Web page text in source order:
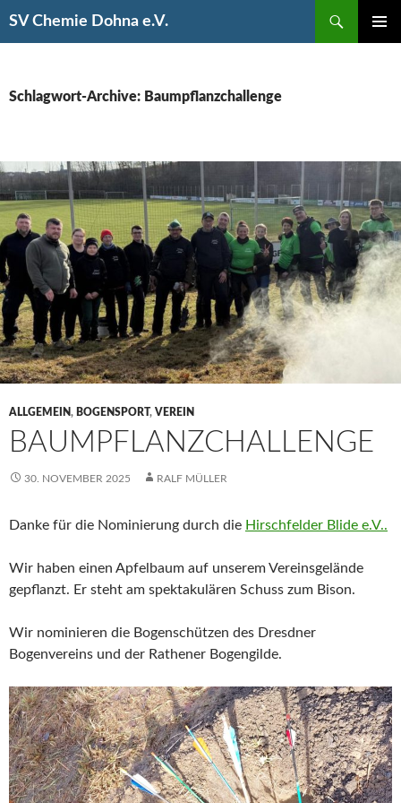
SV Chemie Dohna e.V.
Schlagwort-Archive: Baumpflanzchallenge
ALLGEMEIN, BOGENSPORT, VEREIN
BAUMPFLANZCHALLENGE
30. NOVEMBER 2025 RALF MÜLLER
Danke für die Nominierung durch die Hirschfelder Blide e.V..
Wir haben einen Apfelbaum auf unserem Vereinsgelände
gepflanzt. Er steht am spektakulären Schuss zum Bison.
Wir nominieren die Bogenschützen des Dresdner
Bogenvereins und der Rathener Bogengilde.